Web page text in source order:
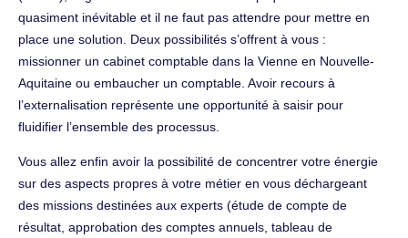
quasiment inévitable et il ne faut pas attendre pour mettre en
place une solution. Deux possibilités s’offrent à vous :
missionner un cabinet comptable dans la Vienne en Nouvelle-
Aquitaine ou embaucher un comptable. Avoir recours à
l’externalisation représente une opportunité à saisir pour
fluidifier l’ensemble des processus.
Vous allez enfin avoir la possibilité de concentrer votre énergie
sur des aspects propres à votre métier en vous déchargeant
des missions destinées aux experts (étude de compte de
résultat, approbation des comptes annuels, tableau de